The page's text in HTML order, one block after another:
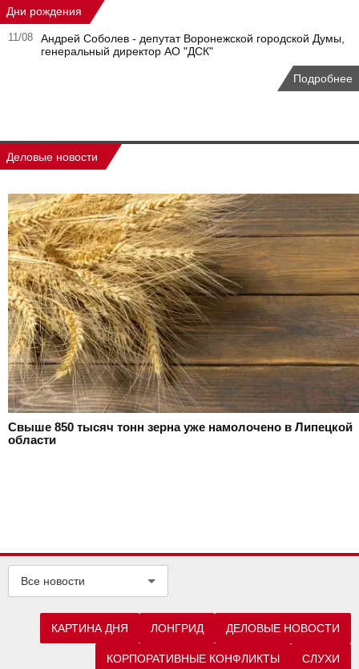
Дни рождения
11/08
Андрей Соболев - депутат Воронежской городской Думы,
генеральный директор АО "ДСК"
Подробнее
Деловые новости
Свыше 850 тысяч тонн зерна уже намолочено в Липецкой
области
Все новости
КАРТИНА ДНЯ ЛОНГРИД ДЕЛОВЫЕ НОВОСТИ
КОРПОРАТИВНЫЕ КОНФЛИКТЫ СЛУХИ